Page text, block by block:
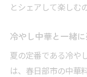
とシェアして楽しむ
冷やし中華と一緒
夏の定番である冷や
は、春日部市の中華